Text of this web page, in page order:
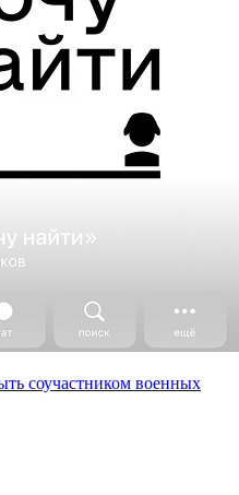
соучастником военных